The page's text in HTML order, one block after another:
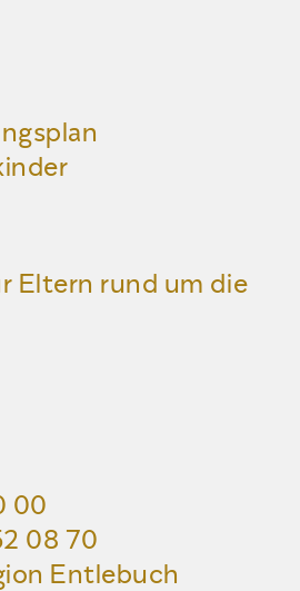
Eltern rund um die
00
08 70
Entlebuch